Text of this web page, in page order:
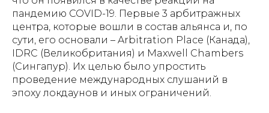
пандемию COVID-19. Первые 3 арбитражных
центра, которые вошли в состав альянса и, по
сути, его основали – Arbitration Place (Канада),
IDRC (Великобритания) и Maxwell Chambers
(Сингапур). Их целью было упростить
проведение международных слушаний в
эпоху локдаунов и иных ограничений.